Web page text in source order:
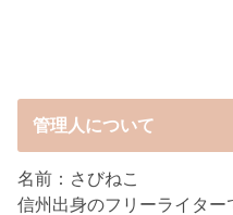
管理人について
名前：さびねこ
信州出身のフリーライタ